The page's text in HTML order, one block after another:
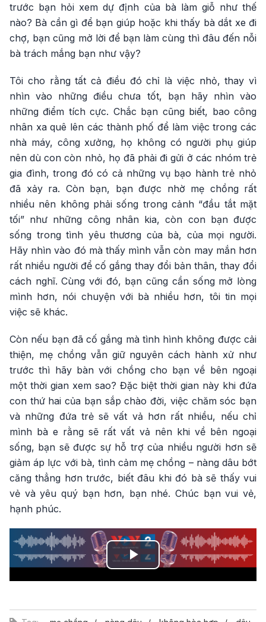
trước bạn hỏi xem dự định của bà làm giỗ như thế
nào? Bà cần gì để bạn giúp hoặc khi thấy bà dắt xe đi
chợ, bạn cũng mở lời để bạn làm cùng thì đâu đến nỗi
bà trách mắng bạn như vậy?
Tôi cho rằng tất cả điều đó chỉ là việc nhỏ, thay vì
nhìn vào những điều chưa tốt, bạn hãy nhìn vào
những điểm tích cực. Chắc bạn cũng biết, bao công
nhân xa quê lên các thành phố để làm việc trong các
nhà máy, công xưởng, họ không có người phụ giúp
nên dù con còn nhỏ, họ đã phải đi gửi ở các nhóm trẻ
gia đình, trong đó có cả những vụ bạo hành trẻ nhỏ
đã xảy ra. Còn bạn, bạn được nhờ mẹ chồng rất
nhiều nên không phải sống trong cảnh “đầu tắt mặt
tối” như những công nhân kia, còn con bạn được
sống trong tình yêu thương của bà, của mọi người.
Hãy nhìn vào đó mà thấy mình vẫn còn may mắn hơn
rất nhiều người để cố gắng thay đổi bản thân, thay đổi
cách nghĩ. Cùng với đó, bạn cũng cần sống mở lòng
mình hơn, nói chuyện với bà nhiều hơn, tôi tin mọi
việc sẽ khác.
Còn nếu bạn đã cố gắng mà tình hình không được cải
thiện, mẹ chồng vẫn giữ nguyên cách hành xử như
trước thì hãy bàn với chồng cho bạn về bên ngoại
một thời gian xem sao? Đặc biệt thời gian này khi đứa
con thứ hai của bạn sắp chào đời, việc chăm sóc bạn
và những đứa trẻ sẽ vất vả hơn rất nhiều, nếu chỉ
mình bà e rằng sẽ rất vất vả nên khi về bên ngoại
sống, bạn sẽ được sự hỗ trợ của nhiều người hơn sẽ
giảm áp lực với bà, tình cảm mẹ chồng – nàng dâu bớt
căng thẳng hơn trước, biết đâu khi đó bà sẽ thấy vui
vẻ và yêu quý bạn hơn, bạn nhé. Chúc bạn vui vẻ,
hạnh phúc.
Play